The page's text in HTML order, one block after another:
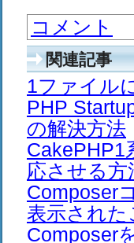
コメント
関連記事
1ファイル
PHP
の解決方法
CakePHP1
応させる方
Composer
表示され
Composer